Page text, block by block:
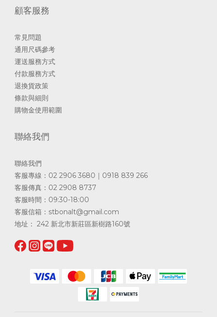
顧客服務
常見問題
通用尺碼參考
運送服務方式
付款服務方式
退換貨政策
條款與細則
購物金使用範圍
聯絡我們
聯絡我們
客服專線：02 2906 3680｜0918 839 266
客服傳真：02 2908 8737
客服時間：09:30-18:00
客服信箱： stbonalt@gmail.com
地址： 242 新北市新莊區新樹路160號